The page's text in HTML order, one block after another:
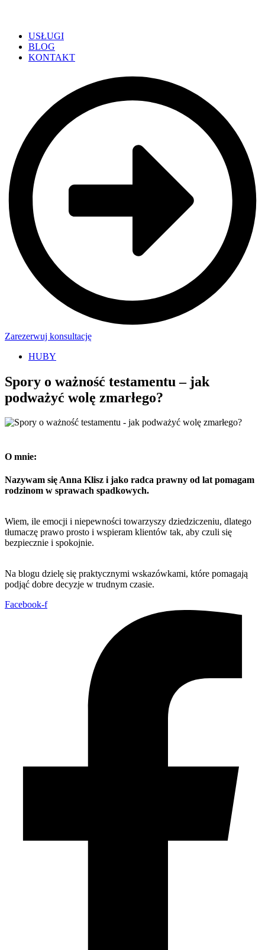
USŁUGI
BLOG
KONTAKT
Zarezerwuj konsultację
HUBY
Spory o ważność testamentu – jak
podważyć wolę zmarłego?
O mnie:
Nazywam się Anna Klisz i jako radca prawny od lat pomagam
rodzinom w sprawach spadkowych.
Wiem, ile emocji i niepewności towarzyszy dziedziczeniu, dlatego
tłumaczę prawo prosto i wspieram klientów tak, aby czuli się
bezpiecznie i spokojnie.
Na blogu dzielę się praktycznymi wskazówkami, które pomagają
podjąć dobre decyzje w trudnym czasie.
Facebook-f